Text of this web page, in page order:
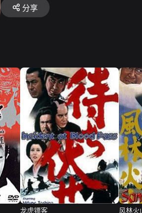
面，后参加衣笠贞之的“衣笠电影联盟”，担
后，主要与三船敏郎合作拍摄了一系列优秀
分享
龙虎镖客
风林火